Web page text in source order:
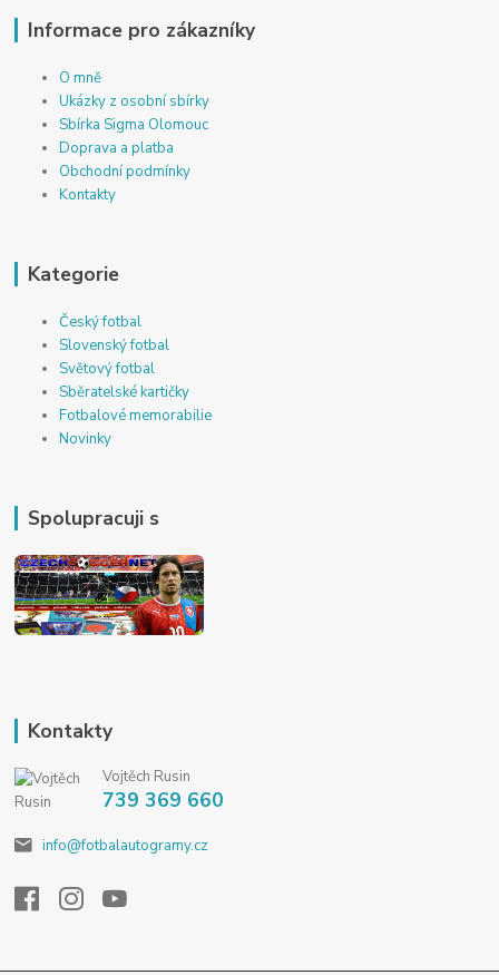
Informace pro zákazníky
O mně
Ukázky z osobní sbírky
Sbírka Sigma Olomouc
Doprava a platba
Obchodní podmínky
Kontakty
Kategorie
Český fotbal
Slovenský fotbal
Světový fotbal
Sběratelské kartičky
Fotbalové memorabilie
Novinky
Spolupracuji s
Kontakty
Vojtěch Rusin
739 369 660
info@fotbalautogramy.cz